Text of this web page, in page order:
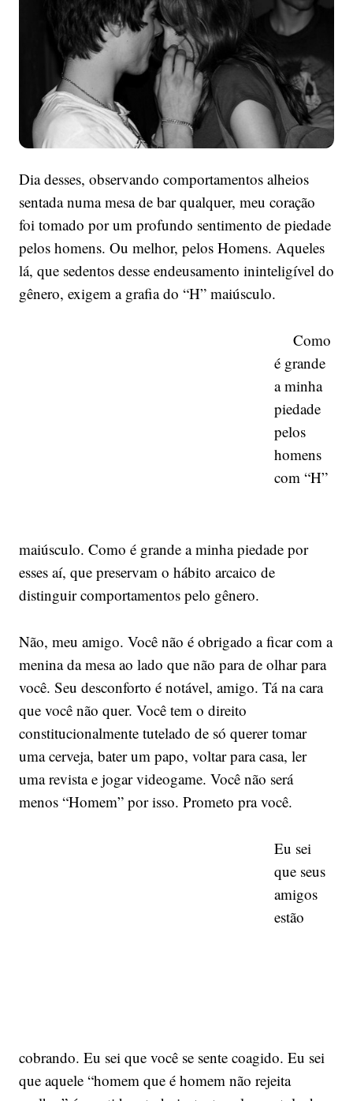
mulher
Dia desses, observando comportamentos alheios
sentada numa mesa de bar qualquer, meu coração
foi tomado por um profundo sentimento de piedade
pelos homens. Ou melhor, pelos Homens. Aqueles
lá, que sedentos desse endeusamento ininteligível do
gênero, exigem a grafia do “H” maiúsculo.
Como
é grande
a minha
piedade
pelos
homens
com “H”
maiúsculo. Como é grande a minha piedade por
esses aí, que preservam o hábito arcaico de
distinguir comportamentos pelo gênero.
Não, meu amigo. Você não é obrigado a ficar com a
menina da mesa ao lado que não para de olhar para
você. Seu desconforto é notável, amigo. Tá na cara
que você não quer. Você tem o direito
constitucionalmente tutelado de só querer tomar
uma cerveja, bater um papo, voltar para casa, ler
uma revista e jogar videogame. Você não será
menos “Homem” por isso. Prometo pra você.
Eu sei
que seus
amigos
estão
cobrando. Eu sei que você se sente coagido. Eu sei
que aquele “homem que é homem não rejeita